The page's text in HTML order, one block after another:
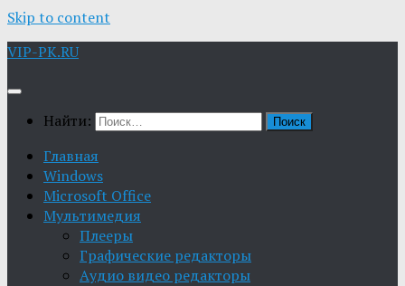
Skip to content
VIP-PK.RU
Найти:
Главная
Windows
Microsoft Office
Мультимедия
Плееры
Графические редакторы
Aудио видео редакторы